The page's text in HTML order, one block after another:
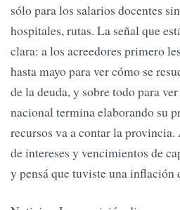
sólo para los salarios docentes
hospitales, rutas. La señal que
clara: a los acreedores primero
hasta mayo para ver cómo se
de la deuda, y sobre todo para
nacional termina elaborando su
recursos va a contar la
de intereses y vencimientos de
y pensá que tuviste una inflación